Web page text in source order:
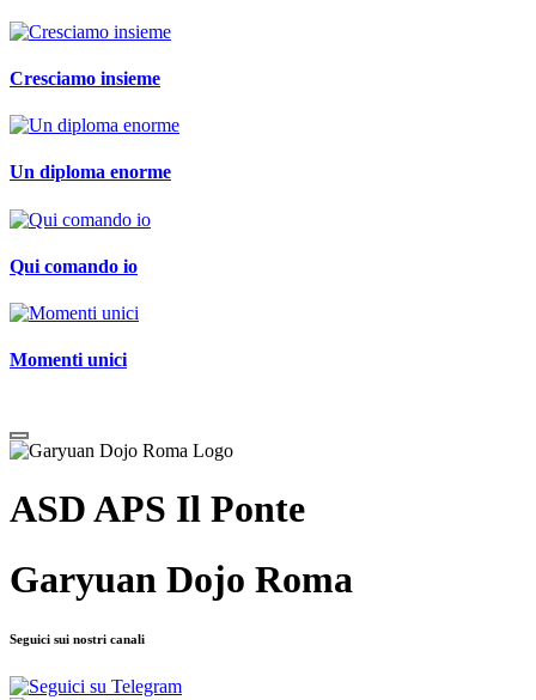
Cresciamo insieme
Un diploma enorme
Qui comando io
Momenti unici
ASD APS Il Ponte
Garyuan Dojo Roma
Seguici sui nostri canali